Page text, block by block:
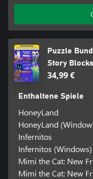
Puzzle
Story
34,99 €
Enthaltene Spiele
HoneyLand
HoneyLand
Infernitos
Infernitos (Windows)
Mimi the Cat: New
Mimi the Cat: New